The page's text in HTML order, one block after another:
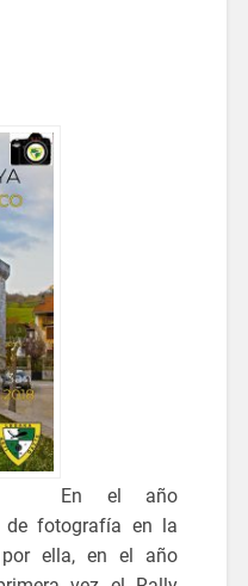
En el año
fotografía en la
por ella, en el año